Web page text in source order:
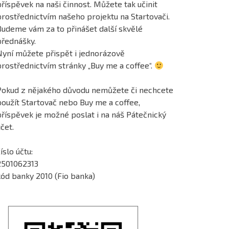
na naši činnost. Můžete tak učinit
našeho projektu na Startovači.
vám za to přinášet další skvělé
můžete přispět i jednorázově
stránky „Buy me a coffee“.
z nějakého důvodu nemůžete či nechcete
Startovač nebo Buy me a coffee,
je možné poslat i na náš Pátečnický
účtu:
banky 2010 (Fio banka)